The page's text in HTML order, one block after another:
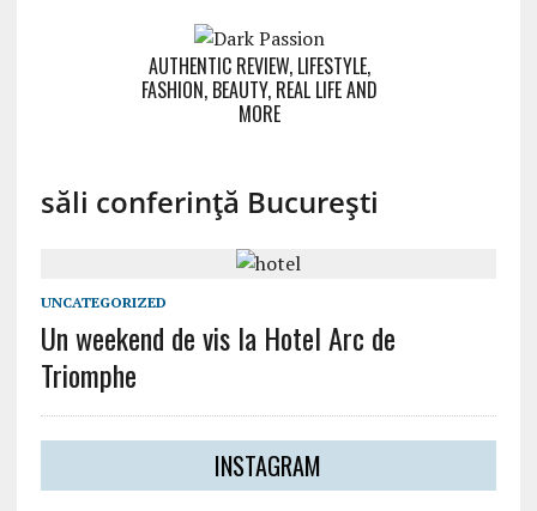
AUTHENTIC REVIEW, LIFESTYLE,
FASHION, BEAUTY, REAL LIFE AND
MORE
săli conferință București
UNCATEGORIZED
Un weekend de vis la Hotel Arc de
Triomphe
INSTAGRAM